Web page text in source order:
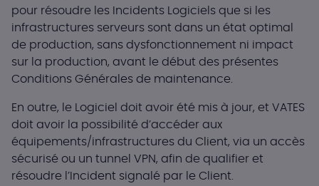
pour résoudre les Incidents Logiciels que si les
infrastructures serveurs sont dans un état optimal
de production, sans dysfonctionnement ni impact
sur la production, avant le début des présentes
Conditions Générales de maintenance.
En outre, le Logiciel doit avoir été mis à jour, et VATES
doit avoir la possibilité d’accéder aux
équipements/infrastructures du Client, via un accès
sécurisé ou un tunnel VPN, afin de qualifier et
résoudre l’Incident signalé par le Client.